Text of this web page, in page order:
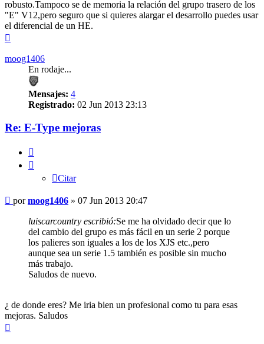
robusto.Tampoco se de memoria la relación del grupo trasero de los
"E" V12,pero seguro que si quieres alargar el desarrollo puedes usar
el diferencial de un HE.
moog1406
En rodaje...
Mensajes: 4
Registrado: 02 Jun 2013 23:13
Re: E-Type mejoras
Citar
Mensaje
sin
pormoog1406 » 07 Jun 2013 20:47
luiscarcountry escribió:Se me ha olvidado decir que lo
del cambio del grupo es más fácil en un serie 2 porque
los palieres son iguales a los de los XJS etc.,pero
aunque sea un serie 1.5 también es posible sin mucho
más trabajo.
Saludos de nuevo.
¿ de donde eres? Me iria bien un profesional como tu para esas
mejoras. Saludos